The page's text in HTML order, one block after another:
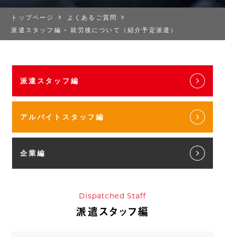
トップページ
よくあるご質問
派遣スタッフ編 - 就労後について（紹介予定派遣）
派遣スタッフ編
アルバイトスタッフ編
企業編
Dispatched Staff
派遣スタッフ編